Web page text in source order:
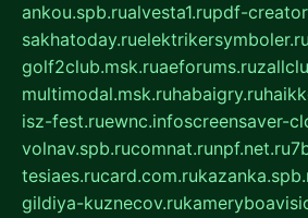
ankou.spb.rualvesta1.rupdf-
sakhatoday.ruelektrikersymboler.ru
golf2club.msk.ruaeforums.ru
multimodal.msk.ruhabaigry.ru
isz-fest.ruewnc.infoscreensaver-
volnav.spb.rucomnat.runpf.net.ru
tesiaes.rucard.com.ru
gildiya-kuznecov.ru